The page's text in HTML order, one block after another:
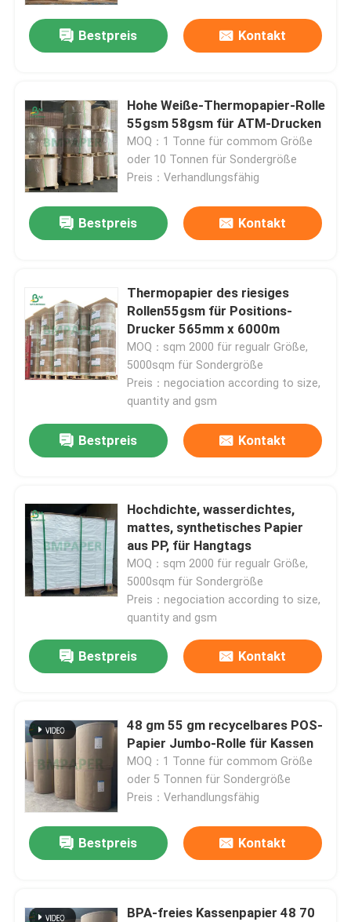
Produkte
Fabrik Tour
Qualitätskontrolle
Kontakt
Nachrichten
Bestpreis Kontakt
Hohe Weiße-Thermopapier-Rolle
55gsm 58gsm für ATM-Drucken
MOQ：1 Tonne für commom Größe
oder 10 Tonnen für Sondergröße
Preis：Verhandlungsfähig
Bestpreis Kontakt
Thermopapier des riesiges
Rollen55gsm für Positions-
Drucker 565mm x 6000m
MOQ：sqm 2000 für regualr Größe,
5000sqm für Sondergröße
Preis：negociation according to size,
quantity and gsm
Bestpreis Kontakt
Hochdichte, wasserdichtes,
mattes, synthetisches Papier
aus PP, für Hangtags
MOQ：sqm 2000 für regualr Größe,
5000sqm für Sondergröße
Preis：negociation according to size,
quantity and gsm
Bestpreis Kontakt
48 gm 55 gm recycelbares POS-
Papier Jumbo-Rolle für Kassen
MOQ：1 Tonne für commom Größe
oder 5 Tonnen für Sondergröße
Preis：Verhandlungsfähig
Bestpreis Kontakt
BPA-freies Kassenpapier 48 70